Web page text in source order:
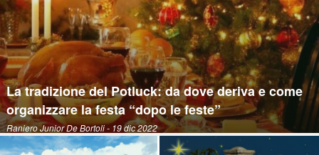
La tradizione del Potluck: da dove deriva e come
organizzare la festa “dopo le feste”
Raniero Junior De Bortoli- 19 dic 2022